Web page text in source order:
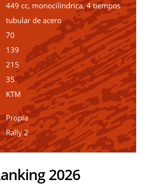
449 cc, monocilíndrica, 4 tiempos
tubular de acero
70
139
215
35
KTM
Propia
Rally 2
Ranking 2026